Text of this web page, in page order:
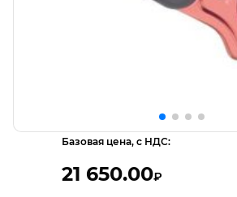
Открыть изображение
Базовая цена, с НДС:
21 650.00₽